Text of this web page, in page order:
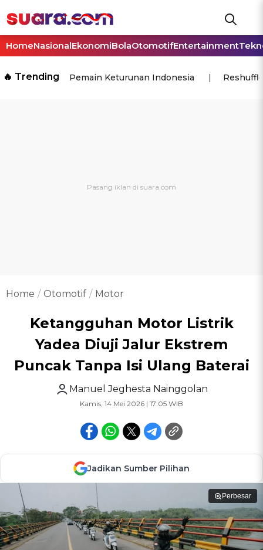
HomeNasionalEkonomiBolaOtomotifEntertainment
🔥 Trending Pemain Keturunan Indonesia
Home Otomotif Motor
Ketangguhan Motor Listrik
Yadea Diuji Jalur Ekstrem
Puncak Tanpa Isi Ulang Baterai
Manuel Jeghesta Nainggolan
Kamis, 14 Mei 2026 | 17:05 WIB
Jadikan Sumber Pilihan
Perbesar